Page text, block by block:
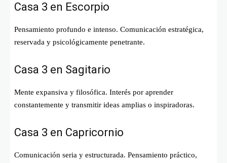
Casa 3 en Escorpio
Pensamiento profundo e intenso. Comunicación estratégica,
reservada y psicológicamente penetrante.
Casa 3 en Sagitario
Mente expansiva y filosófica. Interés por aprender
constantemente y transmitir ideas amplias o inspiradoras.
Casa 3 en Capricornio
Comunicación seria y estructurada. Pensamiento práctico,